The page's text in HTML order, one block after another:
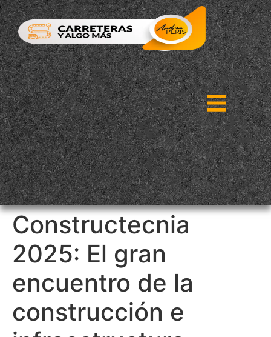
Constructecnia
2025: El gran
encuentro de la
construcción e